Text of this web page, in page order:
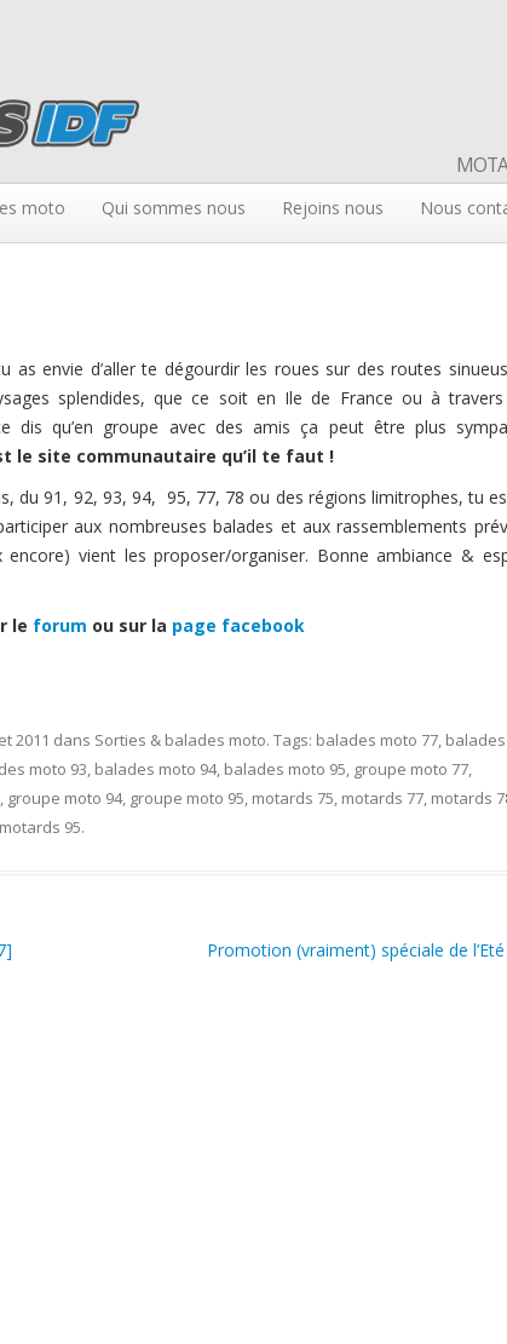
moto Qui sommes nous Rejoins nous Nous
as envie d’aller te dégourdir les roues sur des routes
splendides, que ce soit en Ile de France ou à
dis qu’en groupe avec des amis ça peut être plus
le site communautaire qu’il te faut !
du 91, 92, 93, 94, 95, 77, 78 ou des régions limitrophes, tu
aux nombreuses balades et aux rassemblements
vient les proposer/organiser. Bonne ambiance &
le forum ou sur la page facebook
2011 dans Sorties & balades moto. Tags: balades moto 77, balades
moto 93, balades moto 94, balades moto 95, groupe moto 77,
, groupe moto 94, groupe moto 95, motards 75, motards 77, motards
motards 95.
Promotion (vraiment) spéciale de